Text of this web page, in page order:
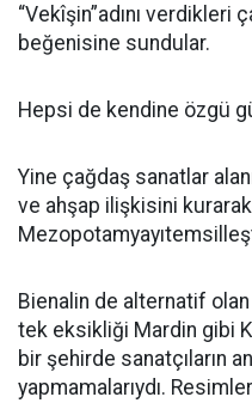
“Vekîşin”adını verdikleri
beğenisine sundular.
Hepsi de kendine özgü
Yine çağdaş sanatlar
ve ahşap ilişkisini kurarak
Bienalin de alternatif
tek eksikliği Mardin gibi
bir şehirde sanatçıların
yapmamalarıydı.